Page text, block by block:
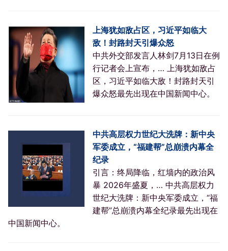
上海犹如敌占区，习近平如临大
敌！封路封天引爆众怒
中共外交部发言人林剑7月13日在例
行记者会上宣布，… 上海犹如敌占
区，习近平如临大敌！封路封天引
爆众怒最先出现在中国新闻中心。
中共高层权力世纪大洗牌：新中央
军委成立，“福建帮”总崩溃内幕全
纪录
引言：终局降临，红墙内的政治风
暴 2026年盛夏，… 中共高层权力
世纪大洗牌：新中央军委成立，“福
建帮”总崩溃内幕全纪录最先出现在
中国新闻中心。